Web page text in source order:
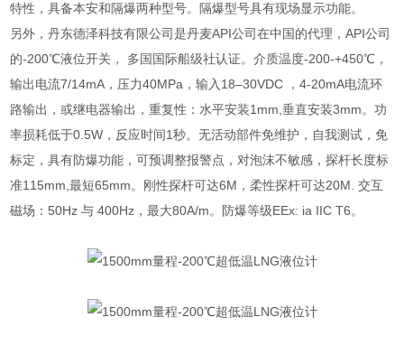
特性，具备本安和隔爆两种型号。隔爆型号具有现场显示功能。
另外，丹东德泽科技有限公司是丹麦API公司在中国的代理，API公司
的-200℃液位开关， 多国国际船级社认证。介质温度-200-+450℃，
输出电流7/14mA，压力40MPa，输入18–30VDC ，4-20mA电流环
路输出，或继电器输出，重复性：水平安装1mm,垂直安装3mm。功
率损耗低于0.5W，反应时间1秒。无活动部件免维护，自我测试，免
标定，具有防爆功能，可预调整报警点，对泡沫不敏感，探杆长度标
准115mm,最短65mm。刚性探杆可达6M，柔性探杆可达20M. 交互
磁场：50Hz 与 400Hz，最大80A/m。防爆等级EEx: ia IIC T6。